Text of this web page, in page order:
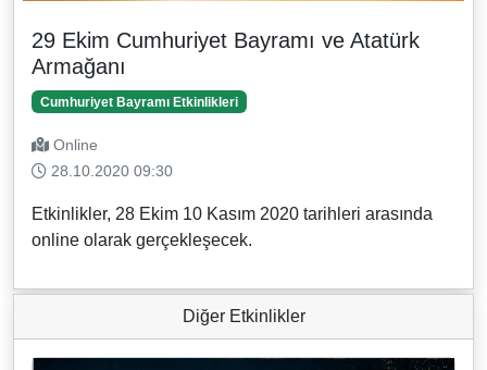
29 Ekim Cumhuriyet Bayramı ve Atatürk
Armağanı
Cumhuriyet Bayramı Etkinlikleri
Online
28.10.2020 09:30
Etkinlikler, 28 Ekim 10 Kasım 2020 tarihleri arasında
online olarak gerçekleşecek.
Diğer Etkinlikler